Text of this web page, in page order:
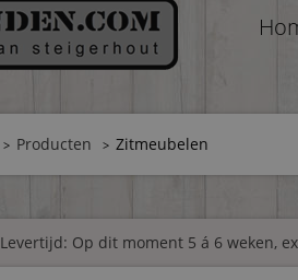
Producten Zitmeubelen
Levertijd: Op dit moment 5 á 6 weken,